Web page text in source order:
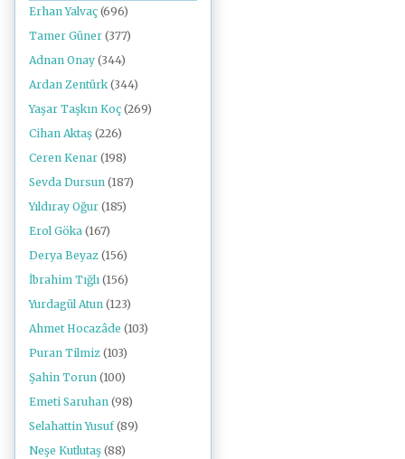
Erhan Yalvaç (696)
Tamer Güner (377)
Adnan Onay (344)
Ardan Zentürk (344)
Yaşar Taşkın Koç (269)
Cihan Aktaş (226)
Ceren Kenar (198)
Sevda Dursun (187)
Yıldıray Oğur (185)
Erol Göka (167)
Derya Beyaz (156)
İbrahim Tığlı (156)
Yurdagül Atun (123)
Ahmet Hocazâde (103)
Puran Tilmiz (103)
Şahin Torun (100)
Emeti Saruhan (98)
Selahattin Yusuf (89)
Neşe Kutlutaş (88)